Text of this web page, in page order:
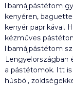
libamájpástétom
kenyéren,
kenyér paprikával.
kézműves
libamájpástétom
Lengyelországban
a pástétomok. Itt
húsból,